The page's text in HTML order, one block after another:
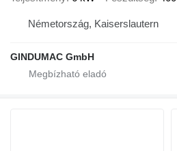
Németország, Kaiserslautern
GINDUMAC GmbH